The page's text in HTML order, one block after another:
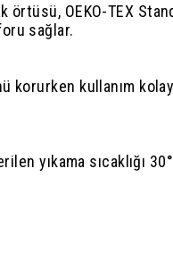
OEKO-TEX
sağlar.
korurken kullanım
yıkama